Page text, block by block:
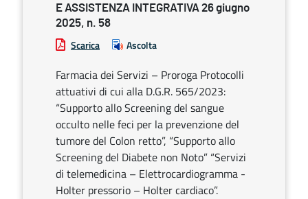
E ASSISTENZA INTEGRATIVA 26 giugno
2025, n. 58
Scarica Ascolta
Farmacia dei Servizi – Proroga Protocolli
attuativi di cui alla D.G.R. 565/2023:
“Supporto allo Screening del sangue
occulto nelle feci per la prevenzione del
tumore del Colon retto”, “Supporto allo
Screening del Diabete non Noto” “Servizi
di telemedicina – Elettrocardiogramma -
Holter pressorio – Holter cardiaco”.